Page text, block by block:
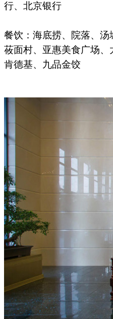
行、北京银行
餐饮：海底捞、院落、
莜面村、亚惠美食广场、
肯德基、九品金饺